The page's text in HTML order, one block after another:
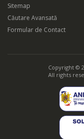
Sitemap
Căutare Avansată
Formular de Contact
Copyright ©
All rights